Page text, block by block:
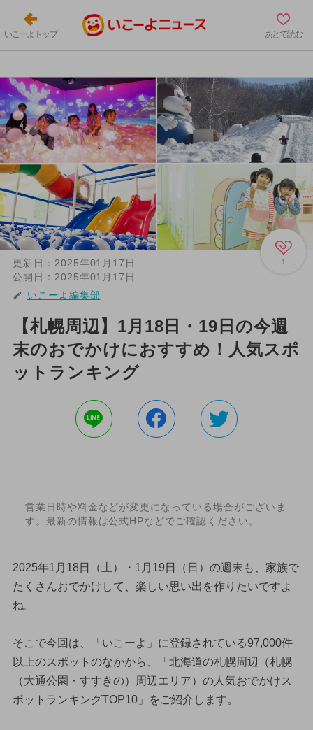
いこーよトップ あとで読む
1
更新日： 2025年01月17日
公開日： 2025年01月17日
いこーよ編集部
【札幌周辺】1月18日・19日の今週
末のおでかけにおすすめ！人気スポ
ットランキング
営業日時や料金などが変更になっている場合がございま
す。最新の情報は公式HPなどでご確認ください。
2025年1月18日（土）・1月19日（日）の週末も、家族で
たくさんおでかけして、楽しい思い出を作りたいですよ
ね。
そこで今回は、「いこーよ」に登録されている97,000件
以上のスポットのなかから、「北海道の札幌周辺（札幌
（大通公園・すすきの）周辺エリア）の人気おでかけス
ポットランキングTOP10」をご紹介します。